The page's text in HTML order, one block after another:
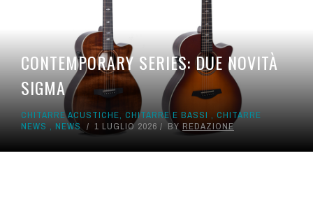
CONTEMPORARY SERIES: DUE NOVITÀ
SIGMA
CHITARRE ACUSTICHE, CHITARRE E BASSI , CHITARRE
NEWS , NEWS 1 LUGLIO 2026 BY REDAZIONE